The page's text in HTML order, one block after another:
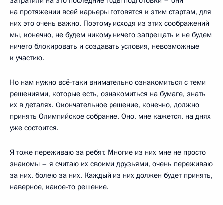
на протяжении всей карьеры готовятся к этим стартам, для
них это очень важно. Поэтому исходя из этих соображений
мы, конечно, не будем никому ничего запрещать и не будем
ничего блокировать и создавать условия, невозможные
к участию.
Но нам нужно всё-таки внимательно ознакомиться с теми
решениями, которые есть, ознакомиться на бумаге, знать
их в деталях. Окончательное решение, конечно, должно
принять Олимпийское собрание. Оно, мне кажется, на днях
уже состоится.
Я тоже переживаю за ребят. Многие из них мне не просто
знакомы – я считаю их своими друзьями, очень переживаю
за них, болею за них. Каждый из них должен будет принять,
наверное, какое-то решение.